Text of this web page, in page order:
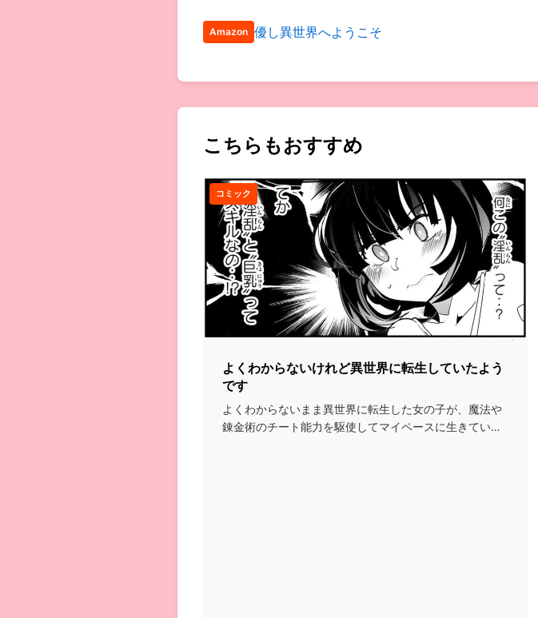
Amazon 優し異世界へようこそ
こちらもおすすめ
コミック
よくわからないけれど異世界に転生していたよう
です
よくわからないまま異世界に転生した女の子が、魔法や
錬金術のチート能力を駆使してマイペースに生きていく